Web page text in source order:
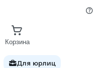
Корзина
Для юрлиц